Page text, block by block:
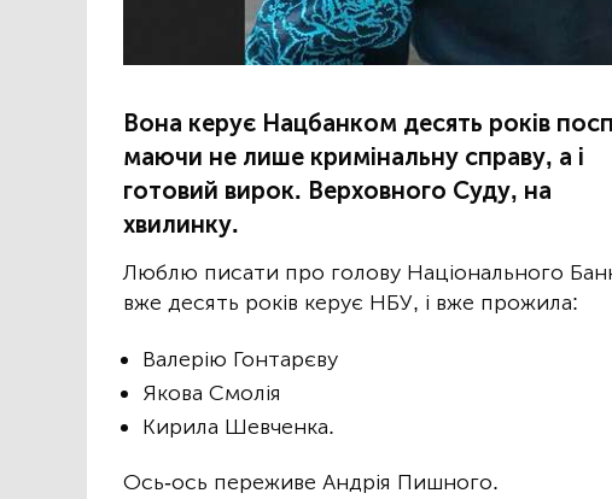
Вона керує Нацбанком десять років
маючи не лише кримінальну справу, а і
готовий вирок. Верховного Суду, на
хвилинку.
Люблю писати про голову Національного
вже десять років керує НБУ, і вже прожила:
Валерію Гонтарєву
Якова Смолія
Кирила Шевченка.
Ось-ось переживе Андрія Пишного.